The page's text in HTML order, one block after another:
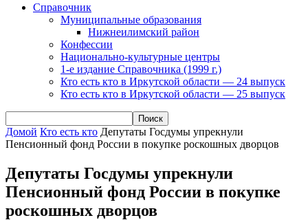
Справочник
Муниципальные образования
Нижнеилимский район
Конфессии
Национально-культурные центры
1-е издание Справочника (1999 г.)
Кто есть кто в Иркутской области — 24 выпуск
Кто есть кто в Иркутской области — 25 выпуск
Домой Кто есть кто Депутаты Госдумы упрекнули
Пенсионный фонд России в покупке роскошных дворцов
Депутаты Госдумы упрекнули
Пенсионный фонд России в покупке
роскошных дворцов